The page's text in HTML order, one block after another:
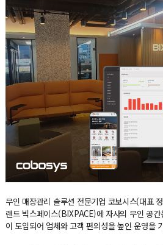
무인 매장관리 솔루션 전문기업 코보시스(대표
랜드 빅스페이스(BIXPACE)에 자사의 무인 공
이 도입되어 업체와 고객 편의성을 높인 운영을